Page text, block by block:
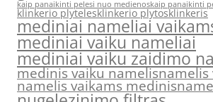
kaip panaikinti pelesi nuo medienoskaip panaikinti
klinkerio plytelesklinkerio plytosklinkeris
mediniai nameliai
mediniai vaiku nameliai
mediniai vaiku zaidimo
medinis vaiku namelisnamelis
namelis vaikams medinis